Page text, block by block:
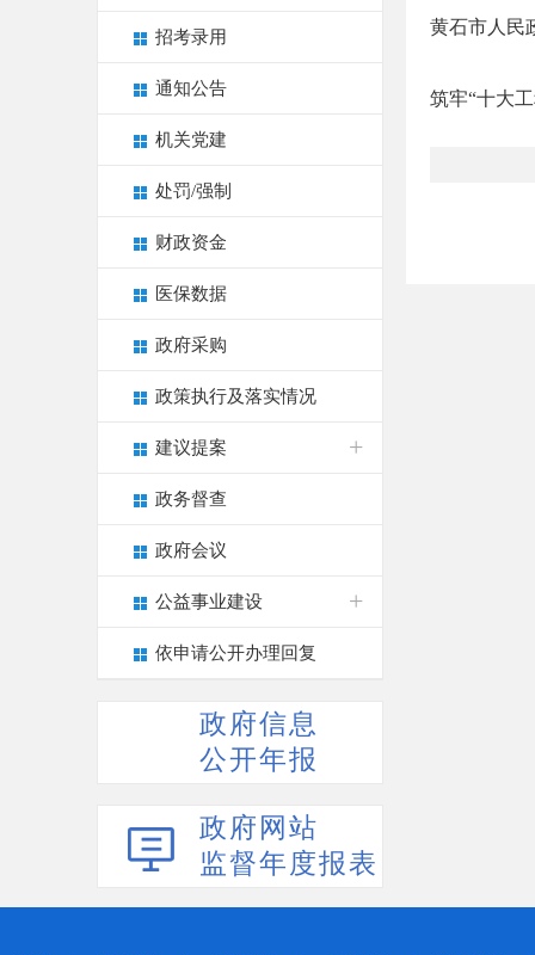
招考录用
通知公告
机关党建
处罚/强制
财政资金
医保数据
政府采购
政策执行及落实情况
建议提案
政务督查
政府会议
公益事业建设
依申请公开办理回复
政府信息
公开年报
政府网站
监督年度报表
黄石市人民
筑牢“十大